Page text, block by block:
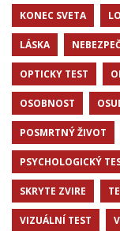
KONEC SVETA
LÁSKA
OPTICKY TEST
OSOBNOST
POSMRTNÝ ŽIVOT
PSYCHOLOGICKÝ
SKRYTE ZVIRE
VIZUÁLNÍ TEST